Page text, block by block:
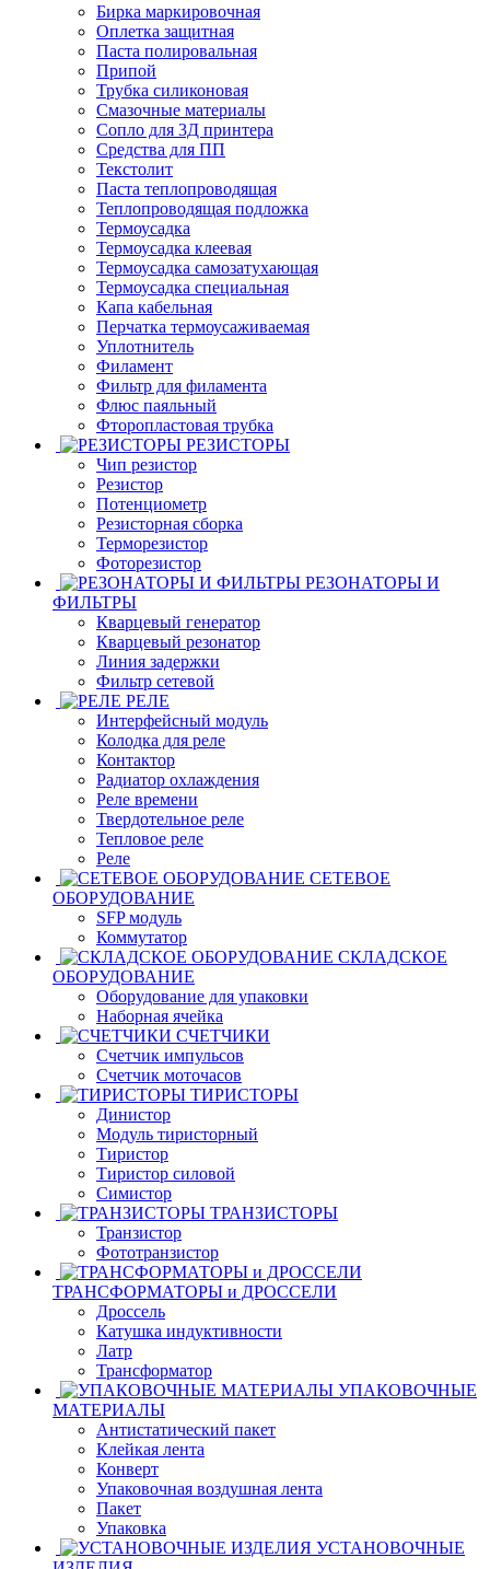
Бирка маркировочная
Оплетка защитная
Паста полировальная
Припой
Трубка силиконовая
Смазочные материалы
Сопло для 3Д принтера
Средства для ПП
Текстолит
Паста теплопроводящая
Теплопроводящая подложка
Термоусадка
Термоусадка клеевая
Термоусадка самозатухающая
Термоусадка специальная
Капа кабельная
Перчатка термоусаживаемая
Уплотнитель
Филамент
Фильтр для филамента
Флюс паяльный
Фторопластовая трубка
РЕЗИСТОРЫ
Чип резистор
Резистор
Потенциометр
Резисторная сборка
Терморезистор
Фоторезистор
РЕЗОНАТОРЫ И
ФИЛЬТРЫ
Кварцевый генератор
Кварцевый резонатор
Линия задержки
Фильтр сетевой
РЕЛЕ
Интерфейсный модуль
Колодка для реле
Контактор
Радиатор охлаждения
Реле времени
Твердотельное реле
Тепловое реле
Реле
СЕТЕВОЕ
ОБОРУДОВАНИЕ
SFP модуль
Коммутатор
СКЛАДСКОЕ
ОБОРУДОВАНИЕ
Оборудование для упаковки
Наборная ячейка
СЧЕТЧИКИ
Счетчик импульсов
Счетчик моточасов
ТИРИСТОРЫ
Динистор
Модуль тиристорный
Тиристор
Тиристор силовой
Симистор
ТРАНЗИСТОРЫ
Транзистор
Фототранзистор
ТРАНСФОРМАТОРЫ и ДРОССЕЛИ
Дроссель
Катушка индуктивности
Латр
Трансформатор
УПАКОВОЧНЫЕ
МАТЕРИАЛЫ
Антистатический пакет
Клейкая лента
Конверт
Упаковочная воздушная лента
Пакет
Упаковка
УСТАНОВОЧНЫЕ